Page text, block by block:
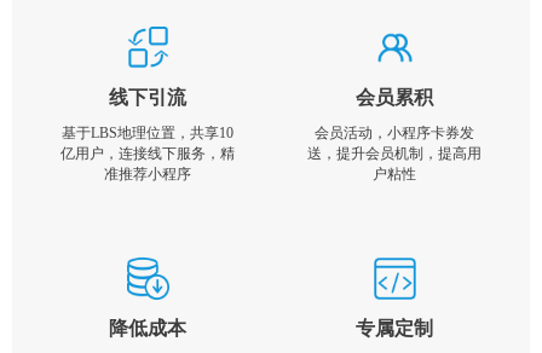
线下引流
基于LBS地理位置，共享10
亿用户，连接线下服务，精
准推荐小程序
会员累积
会员活动，小程序卡券发
送，提升会员机制，提高用
户粘性
降低成本 专属定制